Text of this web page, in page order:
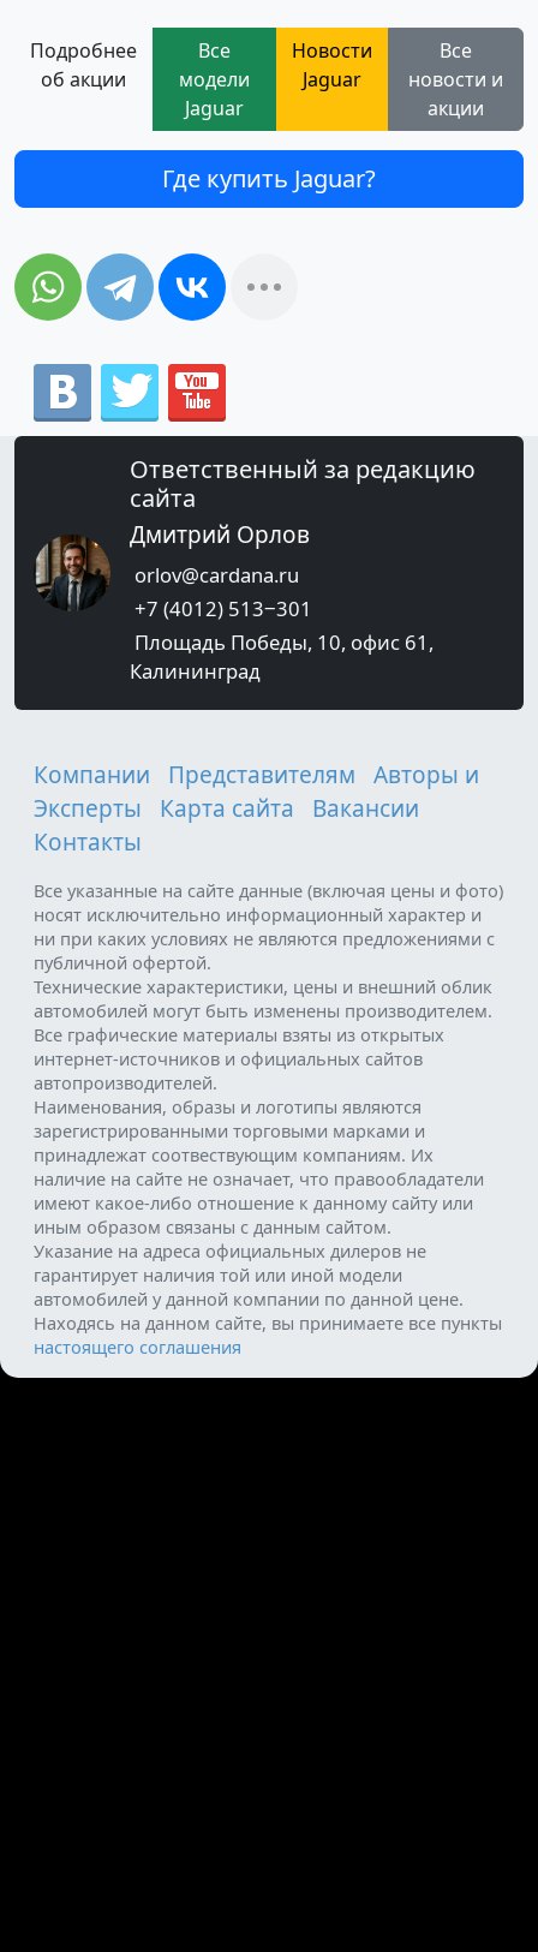
Подробнее
об акции
Все
модели
Jaguar
Новости
Jaguar
Все
новости и
акции
Где купить Jaguar?
Ответственный за редакцию
сайта
Дмитрий Орлов
orlov@cardana.ru
+7 (4012) 513‒301
Площадь Победы, 10, офис 61,
Калининград
Компании Представителям
Авторы и
Эксперты
Карта сайта
Вакансии
Контакты
Все указанные на сайте данные (включая цены и фото)
носят исключительно информационный характер и
ни при каких условиях не являются предложениями с
публичной офертой.
Технические характеристики, цены и внешний облик
автомобилей могут быть изменены производителем.
Все графические материалы взяты из открытых
интернет-источников и официальных сайтов
автопроизводителей.
Наименования, образы и логотипы являются
зарегистрированными торговыми марками и
принадлежат соотвествующим компаниям. Их
наличие на сайте не означает, что правообладатели
имеют какое-либо отношение к данному сайту или
иным образом связаны с данным сайтом.
Указание на адреса официальных дилеров не
гарантирует наличия той или иной модели
автомобилей у данной компании по данной цене.
Находясь на данном сайте, вы принимаете все пункты
настоящего соглашения